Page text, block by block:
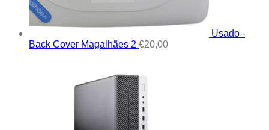
Usado -
Back Cover Magalhães 2 €20,00